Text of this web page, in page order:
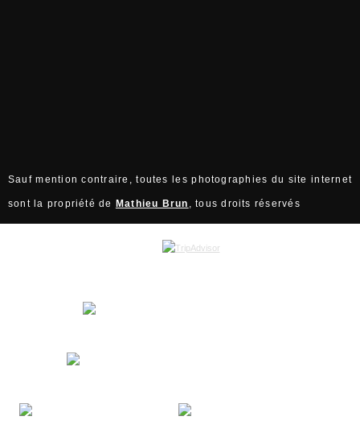
Sauf mention contraire, toutes les photographies du site internet
sont la propriété de Mathieu Brun , tous droits réservés